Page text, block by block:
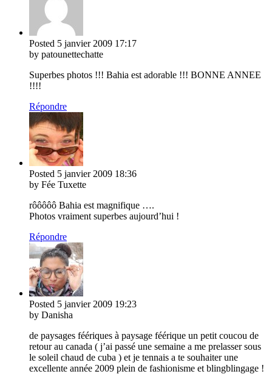
Posted 5 janvier 2009 17:17
by patounettechatte
Superbes photos !!! Bahia est adorable !!! BONNE ANNEE
!!!!
Répondre
Posted 5 janvier 2009 18:36
by Fée Tuxette
rôôôôô Bahia est magnifique ….
Photos vraiment superbes aujourd’hui !
Répondre
Posted 5 janvier 2009 19:23
by Danisha
de paysages féériques à paysage féérique un petit coucou de
retour au canada ( j’ai passé une semaine a me prelasser sous
le soleil chaud de cuba ) et je tennais a te souhaiter une
excellente année 2009 plein de fashionisme et blingblingage !